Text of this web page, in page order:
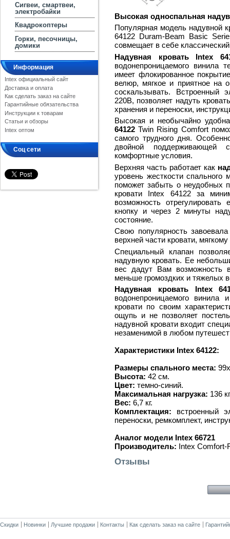
Сигвеи, смартвеи,
электробайки
Квадрокоптеры
Горки, песочницы,
домики
Информация
Intex официальный сайт
Доставка и оплата
Как сделать заказ на сайте
Гарантийные обязательства
Инструкции к товарам
Статьи и обзоры
Intex оптом
Соц сети
Высокая односпальная
Популярная модель надувной
64122 Duram-Beam Basic
совмещает в себе
Надувная кровать Intex
водонепроницаемого винила
имеет флокированное
велюр, мягкое и приятное на
соскальзывать. Встроенный
220В, позволяет надуть
хранения и переноски,
Высокая и необычайно
64122Twin Rising Comfort
самого трудного дня.
двойной поддерживающей
комфортные условия.
Верхняя часть работает как
уровень жесткости спального
поможет забыть о неудобных
кровати Intex 64122 за
возможность
кнопку и через 2 минуты
состояние.
Свою популярность
верхней части кровати,
Специальный клапан
надувную кровать. Ее
вес дадут Вам
меньше громоздких и тяжелых
Надувная кровать Intex
водонепроницаемого винила
кровати по своим
ощупь и не позволяет
надувной кровати входит
незаменимой в любом
Характеристики Intex 64122:
Размеры спального места:
Высота: 42 см.
Цвет: темно-синий.
Максимальная нагрузка: 136
Вес: 6,7 кг.
Комплектация: встроенный
переноски, ремкомплект,
Аналог модели Intex 66721
Производитель: Intex Comfort-
Отзывы
Скидки Новинки Лучшие продажи Контакты Как сделать заказ на сайте